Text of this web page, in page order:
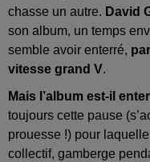
chasse un autre. David
son album, un temps
semble avoir enterré,
vitesse grand V.
Mais l’album est-il
toujours cette pause
prouesse !) pour
collectif, gamberge